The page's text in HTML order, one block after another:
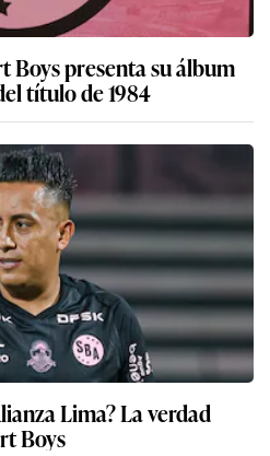
Boys presenta su álbum
título de 1984
Lima? La verdad
Boys